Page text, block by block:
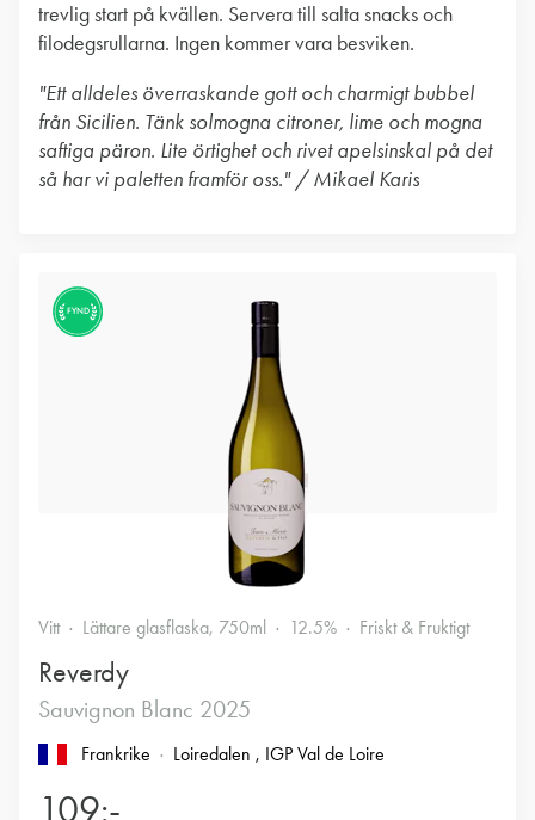
trevlig start på kvällen. Servera till salta snacks och
filodegsrullarna. Ingen kommer vara besviken.
"Ett alldeles överraskande gott och charmigt bubbel
från Sicilien. Tänk solmogna citroner, lime och mogna
saftiga päron. Lite örtighet och rivet apelsinskal på det
så har vi paletten framför oss." / Mikael Karis
FYND
Vitt Lättare glasflaska, 750ml 12.5% Friskt & Fruktigt
Reverdy
Sauvignon Blanc 2025
Frankrike Loiredalen , IGP Val de Loire
109:-